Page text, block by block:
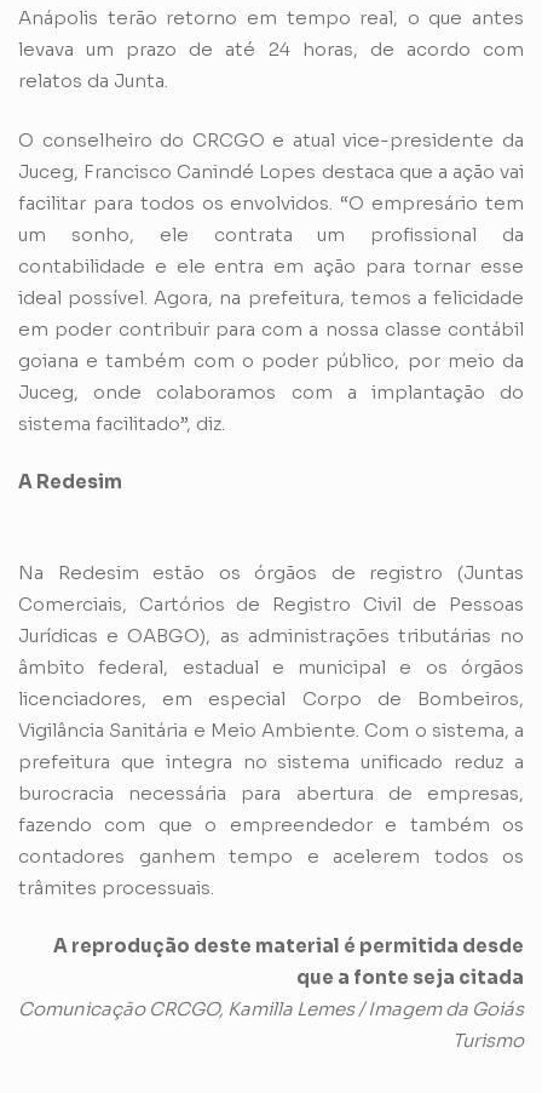
Anápolis terão retorno em tempo real, o que antes
levava um prazo de até 24 horas, de acordo com
relatos da Junta.
O conselheiro do CRCGO e atual vice-presidente da
Juceg, Francisco Canindé Lopes destaca que a ação vai
facilitar para todos os envolvidos. “O empresário tem
um sonho, ele contrata um profissional da
contabilidade e ele entra em ação para tornar esse
ideal possível. Agora, na prefeitura, temos a felicidade
em poder contribuir para com a nossa classe contábil
goiana e também com o poder público, por meio da
Juceg, onde colaboramos com a implantação do
sistema facilitado”, diz.
A Redesim
Na Redesim estão os órgãos de registro (Juntas
Comerciais, Cartórios de Registro Civil de Pessoas
Jurídicas e OABGO), as administrações tributárias no
âmbito federal, estadual e municipal e os órgãos
licenciadores, em especial Corpo de Bombeiros,
Vigilância Sanitária e Meio Ambiente. Com o sistema, a
prefeitura que integra no sistema unificado reduz a
burocracia necessária para abertura de empresas,
fazendo com que o empreendedor e também os
contadores ganhem tempo e acelerem todos os
trâmites processuais.
A reprodução deste material é permitida desde
que a fonte seja citada
Comunicação CRCGO, Kamilla Lemes / Imagem da Goiás
Turismo